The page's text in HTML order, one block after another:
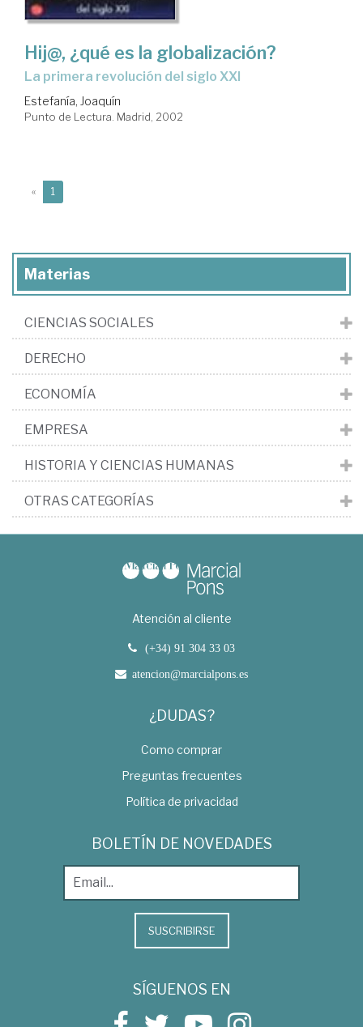
Hij@, ¿qué es la globalización?
La primera revolución del siglo XXI
Estefanía, Joaquín
Punto de Lectura. Madrid, 2002
« 1
Materias
CIENCIAS SOCIALES
DERECHO
ECONOMÍA
EMPRESA
HISTORIA Y CIENCIAS HUMANAS
OTRAS CATEGORÍAS
Atención al cliente
(+34) 91 304 33 03
atencion@marcialpons.es
¿DUDAS?
Como comprar
Preguntas frecuentes
Política de privacidad
BOLETÍN DE NOVEDADES
SUSCRIBIRSE
SÍGUENOS EN